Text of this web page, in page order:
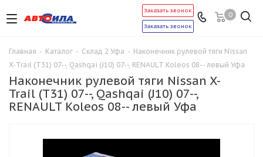
0
Заказать звонок
Заказать звонок
Главная - Каталог - Склад 2 Уфа - Наконечник рулевой тяги Nissan
X-Trail (T31) 07--, Qashqai (J10) 07--, RENAULT Koleos 08-- левый Уфа
Наконечник рулевой тяги Nissan X-
Trail (T31) 07--, Qashqai (J10) 07--,
RENAULT Koleos 08-- левый Уфа